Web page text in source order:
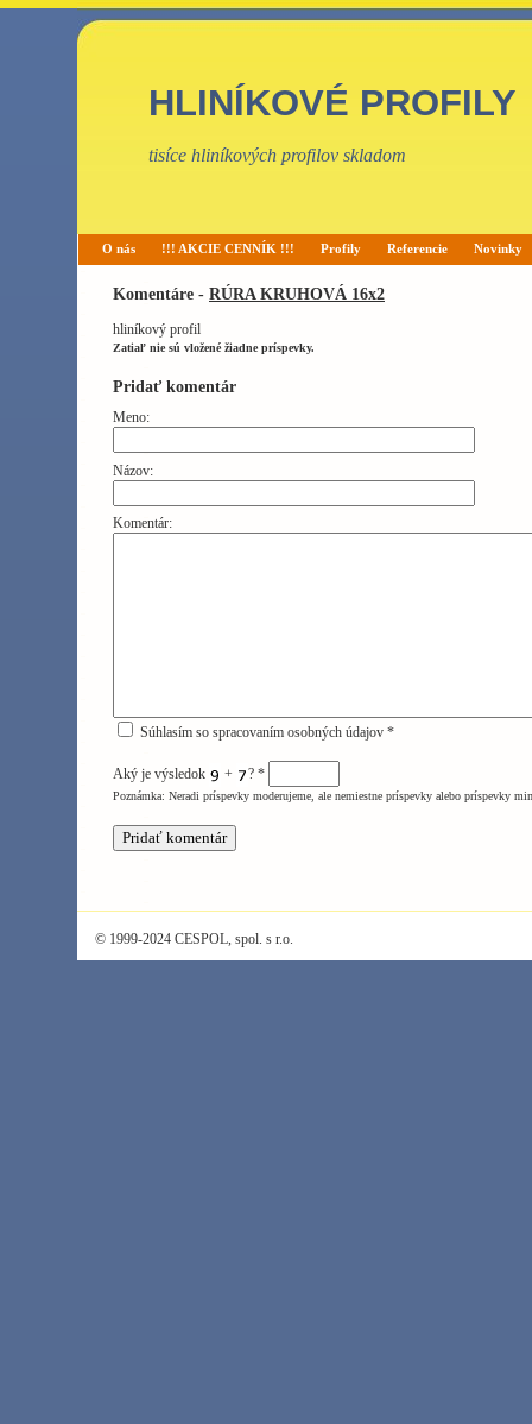
HLINÍKOVÉ PROFILY
tisíce hliníkových profilov skladom
O nás !!! AKCIE CENNÍK !!! Profily Referencie Novinky
Komentáre - RÚRA KRUHOVÁ 16x2
hliníkový profil
Zatiaľ nie sú vložené žiadne príspevky.
Pridať komentár
Meno:
Názov:
Komentár:
Súhlasím so spracovaním osobných údajov *
Aký je výsledok + ? *
Poznámka: Neradi príspevky moderujeme, ale nemiestne príspevky alebo príspevky
© 1999-2024 CESPOL, spol. s r.o.